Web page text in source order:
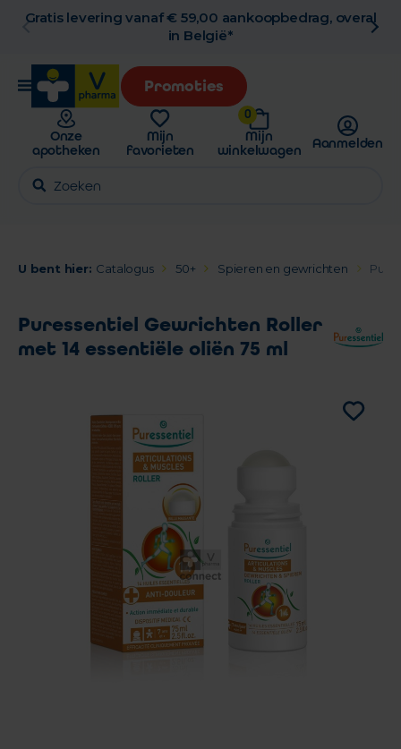
Gratis afhaling in de apotheek
Promoties
Onze
apotheken
Mijn
favorieten
0
Mijn
winkelwagen
Aanmelden
U bent hier: Catalogus 50+ Spieren en gewrichten
Puressentiel Gewrichten Roller
met 14 essentiële oliën 75 ml